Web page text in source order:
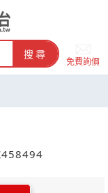
搜尋
免費詢價
458494